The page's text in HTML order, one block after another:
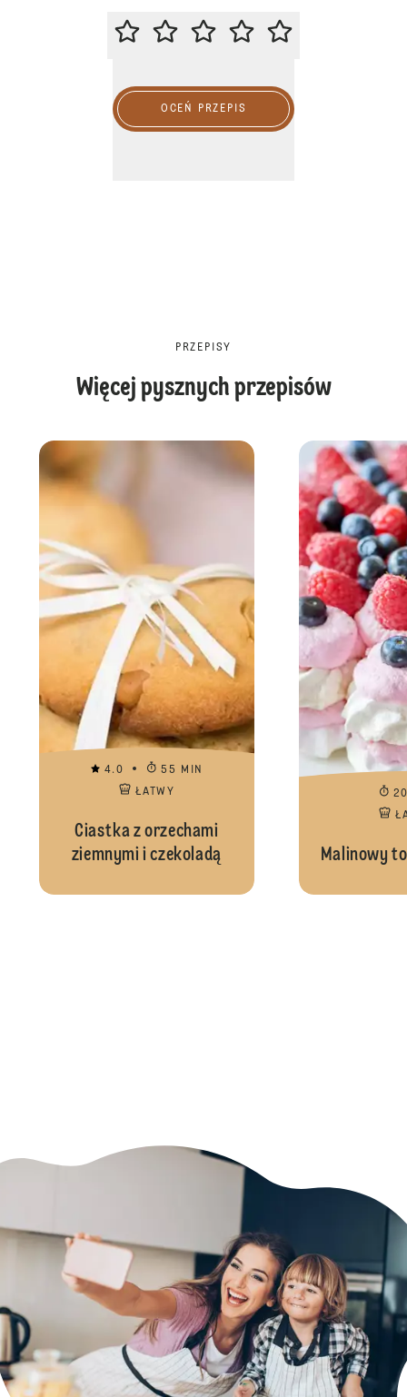
ZACHĘCAMY DO OCENY
OCEŃ PRZEPIS
PRZEPISY
Więcej pysznych przepisów
4.0
55 MIN
ŁATWY
Ciastka z orzechami
ziemnymi i czekoladą
Malinowy